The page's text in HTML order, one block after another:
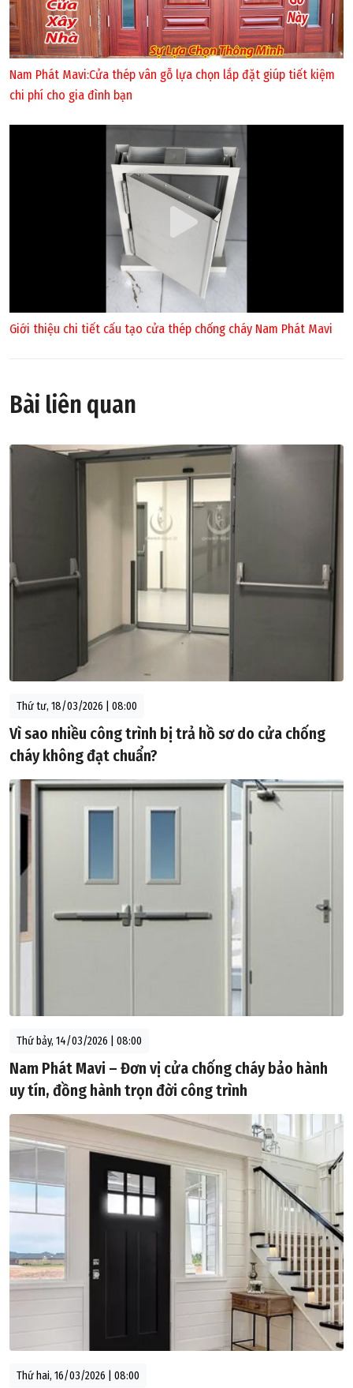
Nam Phát Mavi:Cửa thép vân gỗ lựa chọn lắp đặt giúp tiết kiệm
chi phí cho gia đình bạn
Giới thiệu chi tiết cấu tạo cửa thép chống cháy Nam Phát Mavi
Bài liên quan
Thứ tư, 18/03/2026 | 08:00
Vì sao nhiều công trình bị trả hồ sơ do cửa chống
cháy không đạt chuẩn?
Thứ bảy, 14/03/2026 | 08:00
Nam Phát Mavi – Đơn vị cửa chống cháy bảo hành
uy tín, đồng hành trọn đời công trình
Thứ hai, 16/03/2026 | 08:00